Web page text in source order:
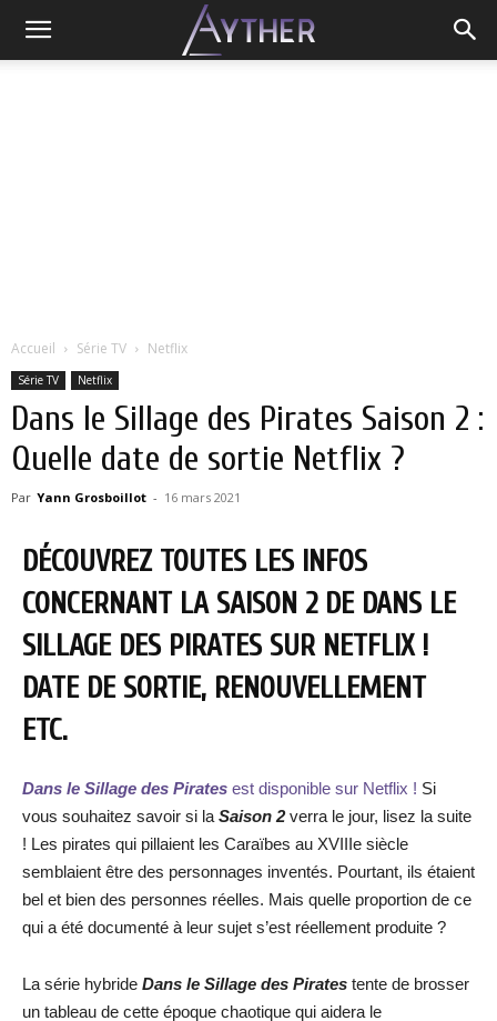
Accueil Série TV Netflix
Série TV Netflix
Dans le Sillage des Pirates Saison 2 :
Quelle date de sortie Netflix ?
Par Yann Grosboillot - 16 mars 2021
DÉCOUVREZ TOUTES LES INFOS
CONCERNANT LA SAISON 2 DE DANS LE
SILLAGE DES PIRATES SUR NETFLIX !
DATE DE SORTIE, RENOUVELLEMENT
ETC.
Dans le Sillage des Pirates est disponible sur Netflix ! Si
vous souhaitez savoir si la Saison 2verra le jour, lisez la suite
! Les pirates qui pillaient les Caraïbes au XVIIIe siècle
semblaient être des personnages inventés. Pourtant, ils étaient
bel et bien des personnes réelles. Mais quelle proportion de ce
qui a été documenté à leur sujet s’est réellement produite ?
La série hybride Dans le Sillage des Pirates tente de brosser
un tableau de cette époque chaotique qui aidera le